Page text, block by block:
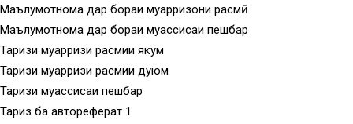
Маълумотнома дар бораи муқарризони расмӣ
Маълумотнома дар бораи муассисаи пешбар
Тақризи муқарризи расмии якум
Тақризи муқарризи расмии дуюм
Тақризи муассисаи пешбар
Тақриз ба автореферат 1